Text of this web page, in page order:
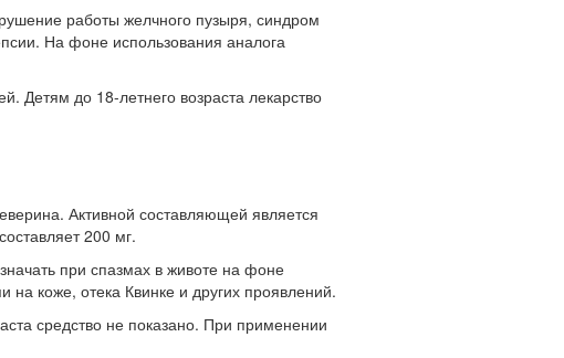
работы желчного пузыря, синдром
На фоне использования аналога
Детям до 18-летнего возраста лекарство
Активной составляющей является
200 мг.
при спазмах в животе на фоне
на коже, отека Квинке и других проявлений.
средство не показано. При применении